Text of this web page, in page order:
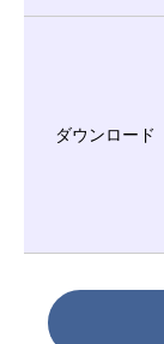
ダウンロード